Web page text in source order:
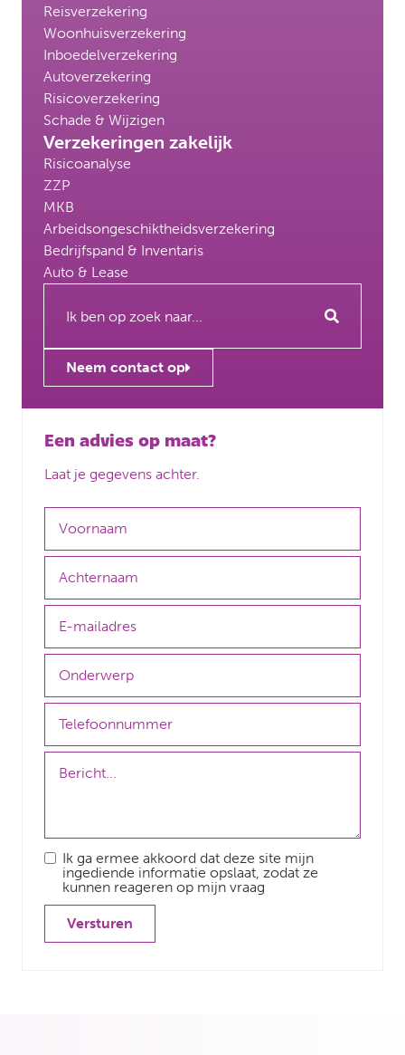
Reisverzekering
Woonhuisverzekering
Inboedelverzekering
Autoverzekering
Risicoverzekering
Schade & Wijzigen
Verzekeringen zakelijk
Risicoanalyse
ZZP
MKB
Arbeidsongeschiktheidsverzekering
Bedrijfspand & Inventaris
Auto & Lease
Neem contact op
Een advies op maat?
Laat je gegevens achter.
Ik ga ermee akkoord dat deze site mijn
ingediende informatie opslaat, zodat ze
kunnen reageren op mijn vraag
Versturen